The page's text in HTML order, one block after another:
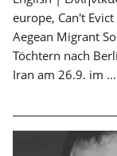
europe, Can't
Aegean Migrant
Töchtern nach
Iran am 26.9. im ...